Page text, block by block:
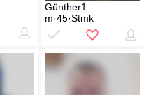
Günther1
m·45·Stmk